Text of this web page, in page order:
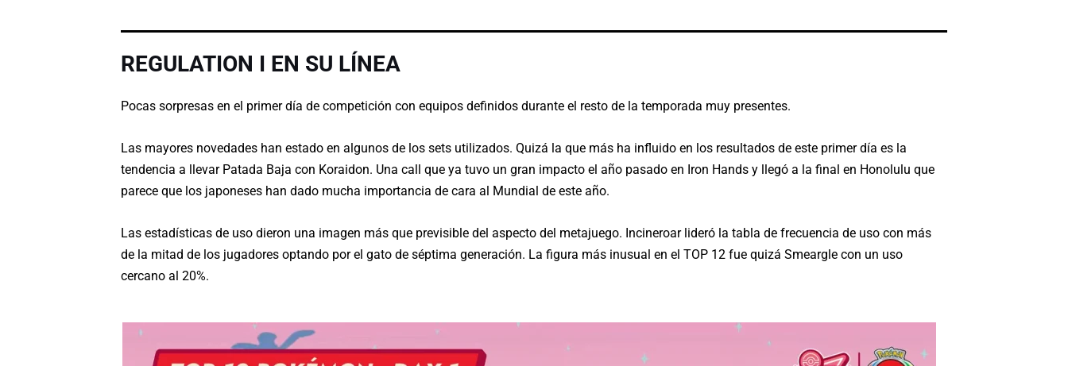
REGULATION I EN SU LÍNEA
Pocas sorpresas en el primer día de competición con equipos definidos durante el resto de la temporada muy presentes.
Las mayores novedades han estado en algunos de los sets utilizados. Quizá la que más ha influido en los resultados de este primer día es la
tendencia a llevar Patada Baja con Koraidon. Una call que ya tuvo un gran impacto el año pasado en Iron Hands y llegó a la final en Honolulu que
parece que los japoneses han dado mucha importancia de cara al Mundial de este año.
Las estadísticas de uso dieron una imagen más que previsible del aspecto del metajuego. Incineroar lideró la tabla de frecuencia de uso con más
de la mitad de los jugadores optando por el gato de séptima generación. La figura más inusual en el TOP 12 fue quizá Smeargle con un uso
cercano al 20%.